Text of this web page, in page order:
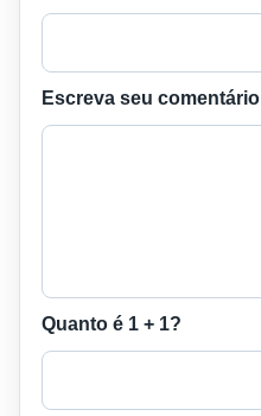
Escreva seu comentário
Quanto é 1 + 1?